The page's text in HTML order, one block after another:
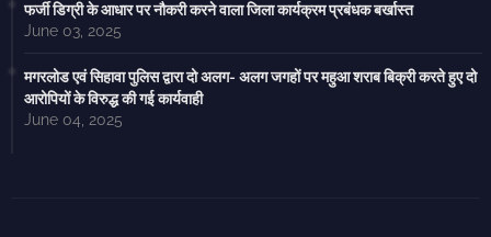
फर्जी डिग्री के आधार पर नौकरी करने वाला जिला कार्यक्रम प्रबंधक बर्खास्त
June 03, 2025
मगरलोड एवं सिहावा पुलिस द्वारा दो अलग- अलग जगहों पर महुआ शराब बिक्री करते हुए दो
आरोपियों के विरुद्ध की गई कार्यवाही
June 04, 2025